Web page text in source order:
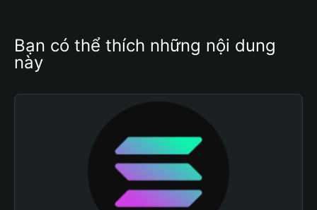
Bạn có thể thích những nội dung
này